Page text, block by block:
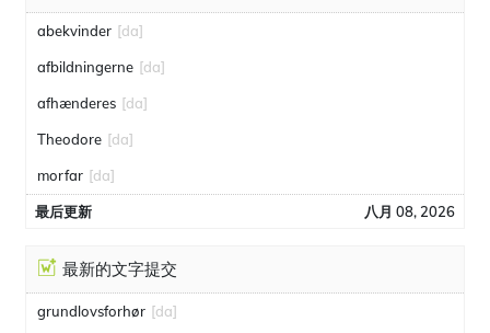
abekvinder [da]
afbildningerne [da]
afhænderes [da]
Theodore [da]
morfar [da]
最后更新 八月 08, 2026
最新的文字提交
grundlovsforhør [da]